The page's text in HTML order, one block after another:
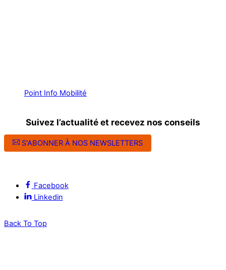
Point Info Mobilité
Suivez l’actualité et recevez nos conseils
S'ABONNER À NOS NEWSLETTERS
Facebook
Linkedin
Back To Top